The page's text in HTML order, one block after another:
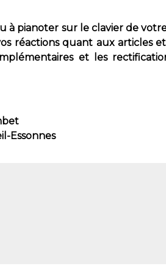
à pianoter sur le clavier de
réactions quant aux articles
et les
Essonnes